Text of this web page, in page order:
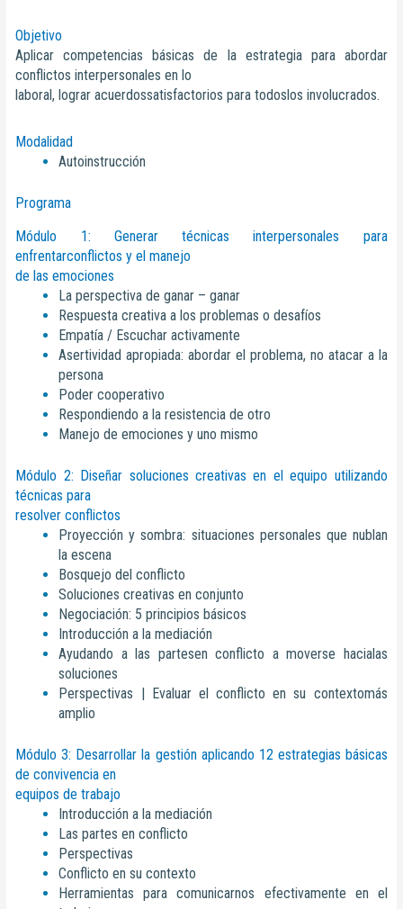
Objetivo
Aplicar competencias básicas de la estrategia para abordar
conflictos interpersonales en lo
laboral, lograr acuerdossatisfactorios para todoslos involucrados.
Modalidad
Autoinstrucción
Programa
Módulo 1: Generar técnicas interpersonales para
enfrentarconflictos y el manejo
de las emociones
La perspectiva de ganar – ganar
Respuesta creativa a los problemas o desafíos
Empatía / Escuchar activamente
Asertividad apropiada: abordar el problema, no atacar a la
persona
Poder cooperativo
Respondiendo a la resistencia de otro
Manejo de emociones y uno mismo
Módulo 2: Diseñar soluciones creativas en el equipo utilizando
técnicas para
resolver conflictos
Proyección y sombra: situaciones personales que nublan
la escena
Bosquejo del conflicto
Soluciones creativas en conjunto
Negociación: 5 principios básicos
Introducción a la mediación
Ayudando a las partesen conflicto a moverse hacialas
soluciones
Perspectivas | Evaluar el conflicto en su contextomás
amplio
Módulo 3: Desarrollar la gestión aplicando 12 estrategias básicas
de convivencia en
equipos de trabajo
Introducción a la mediación
Las partes en conflicto
Perspectivas
Conflicto en su contexto
Herramientas para comunicarnos efectivamente en el